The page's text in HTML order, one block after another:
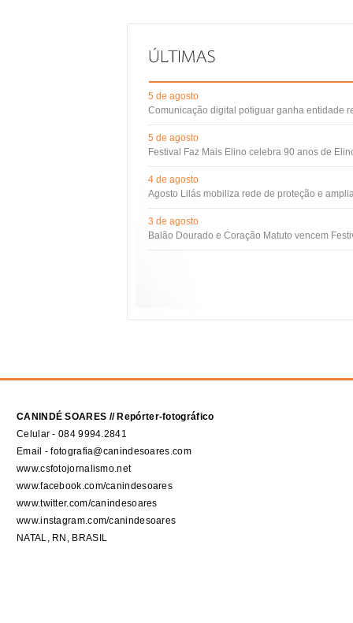
5 de agosto
Comunicação digital potiguar ganha entidade
5 de agosto
Festival Faz Mais Elino celebra 90 anos de
4 de agosto
Agosto Lilás mobiliza rede de proteção e
3 de agosto
Balão Dourado e Coração Matuto vencem
CANINDÉ SOARES // Repórter-fotográfico
Celular - 084 9994.2841
Email - fotografia@canindesoares.com
www.csfotojornalismo.net
www.facebook.com/canindesoares
www.twitter.com/canindesoares
www.instagram.com/canindesoares
NATAL, RN, BRASIL